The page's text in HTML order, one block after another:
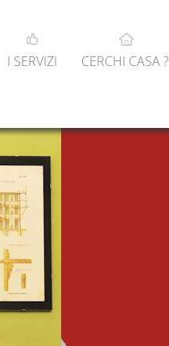
I SERVIZI CERCHI CASA ?